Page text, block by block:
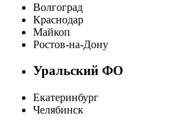
Волгоград
Краснодар
Майкоп
Ростов-на-Дону
Уральский ФО
Екатеринбург
Челябинск